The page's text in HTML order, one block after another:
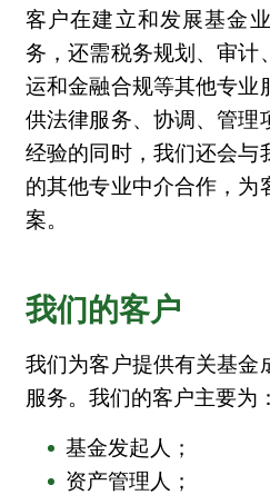
客户在建立和发展基金
务，还需税务规划、审计
运和金融合规等其他专业
供法律服务、协调、管理
经验的同时，我们还会与
的其他专业中介合作，为
案。
我们的客户
我们为客户提供有关基金
服务。我们的客户主要为：
基金发起人；
资产管理人；